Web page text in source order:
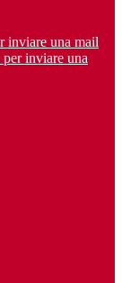
inviare una mail
inviare una